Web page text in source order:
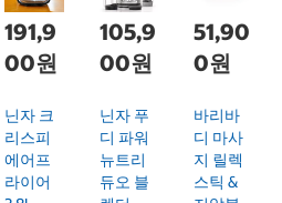
191,9
00원
닌자 크
리스피
에어프
라이어
105,9
00원
닌자 푸
디 파워
뉴트리
듀오 블
51,90
0원
바리바
디 마사
지 릴렉
스틱 &